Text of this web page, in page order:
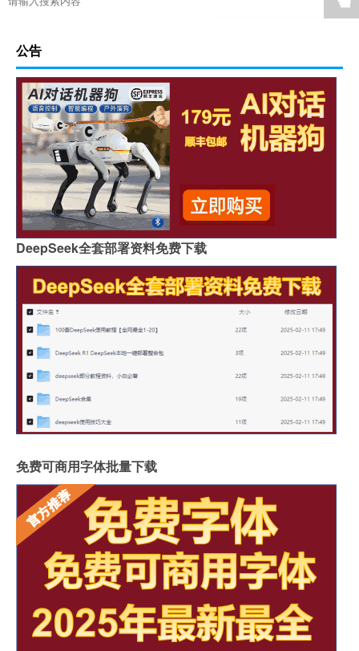
公告
DeepSeek全套部署资料免费下载
免费可商用字体批量下载